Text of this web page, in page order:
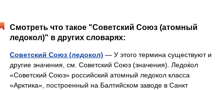
Смотреть что такое "Советский Союз (атомный
ледокол)" в других словарях:
Советский Союз (ледокол) — У этого термина существуют и
другие значения, см. Советский Союз (значения). Ледоќол
«Советский Союз» российский атомный ледокол класса
«Арктика», построенный на Балтийском заводе в Санкт